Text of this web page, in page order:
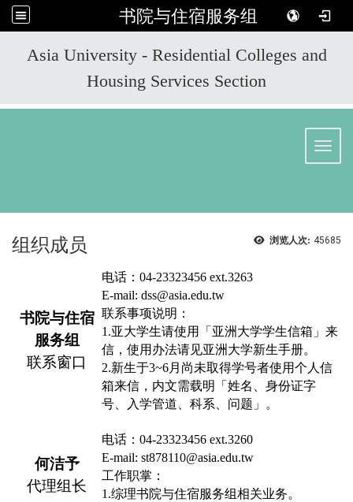
书院与住宿服务组
Asia University - Residential Colleges and
Housing Services Section
浏览人次: 45685
组织成员
书院与住宿
服务组
联系窗口
电话：04-23323456 ext.3263
E-mail: dss@asia.edu.tw
联系事项说明：
1.亚大学生请使用「亚洲大学学生信箱」来
信，使用办法请见亚洲大学新生手册。
2.新生于3~6月尚未取得学号者使用个人信
箱来信，内文需载明「姓名、身份证字
号、入学管道、科系、问题」。
何洁予
代理组长
电话：04-23323456 ext.3260
E-mail: st878110@asia.edu.tw
工作职掌：
1.综理书院与住宿服务组相关业务。